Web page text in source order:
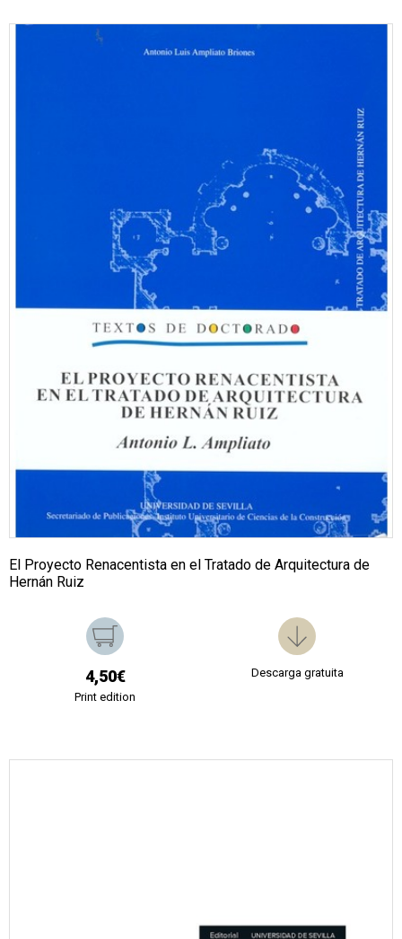
El Proyecto Renacentista en el Tratado de Arquitectura de
Hernán Ruiz
4,50€
Print edition
Descarga gratuita